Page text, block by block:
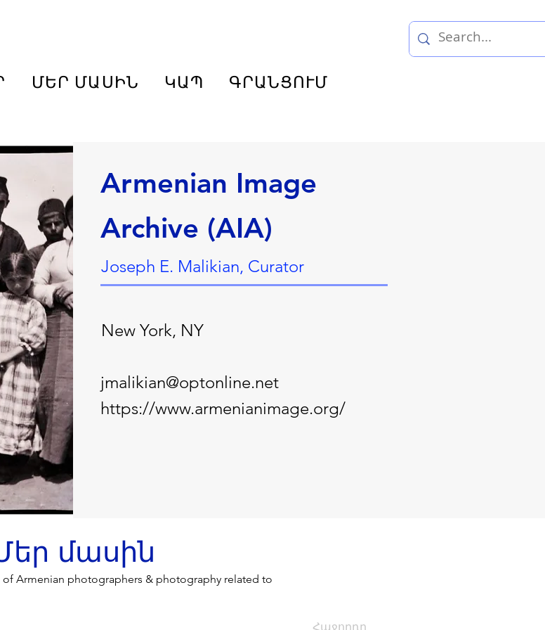
ՄԵՐ ՄԱՍԻՆ ԿԱՊ ԳՐԱՆՑՈՒՄ
Armenian Image
Archive (AIA)
Joseph E. Malikian, Curator
New York, NY
jmalikian@optonline.net
https://www.armenianimage.org/
մասին
of Armenian photographers & photography related to
Հաջորդը